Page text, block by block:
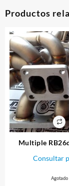
Productos
Multiple
Consultar
Agotado